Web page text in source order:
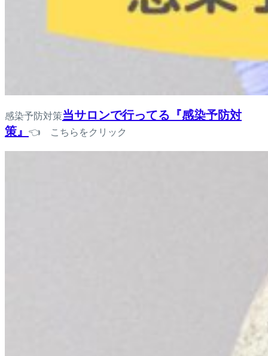
感染予防対策当サロンで行ってる『感染予防対
策』
👈 こちらをクリック